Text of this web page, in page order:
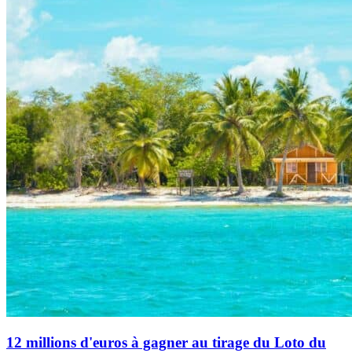
12 millions d'euros à gagner au tirage du Loto du